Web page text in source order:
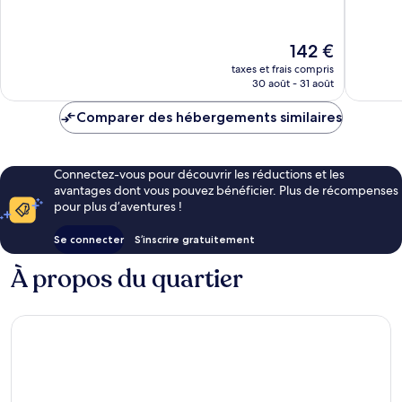
Le
nouveau
prix
de
142 €
taxes et frais compris
30 août - 31 août
Comparer des hébergements similaires
Connectez-vous pour découvrir les réductions et les
avantages dont vous pouvez bénéficier. Plus de récompenses
pour plus d’aventures !
Se connecter S’inscrire gratuitement
À propos du quartier